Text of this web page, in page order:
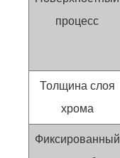
процесс
Толщина слоя
хрома
Фиксированный